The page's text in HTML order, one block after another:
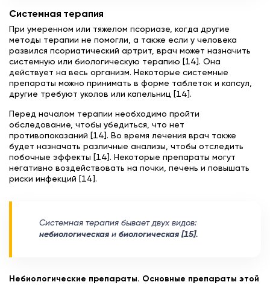
Системная терапия
При умеренном или тяжелом псориазе, когда другие
методы терапии не помогли, а также если у человека
развился псориатический артрит, врач может назначить
системную или биологическую терапию [14]. Она
действует на весь организм. Некоторые системные
препараты можно принимать в форме таблеток и капсул,
другие требуют уколов или капельниц [14].
Перед началом терапии необходимо пройти
обследование, чтобы убедиться, что нет
противопоказаний [14]. Во время лечения врач также
будет назначать различные анализы, чтобы отследить
побочные эффекты [14]. Некоторые препараты могут
негативно воздействовать на почки, печень и повышать
риски инфекций [14].
Системная терапия бывает двух видов:
небиологическая и биологическая [15].
Небиологические препараты. Основные препараты этой